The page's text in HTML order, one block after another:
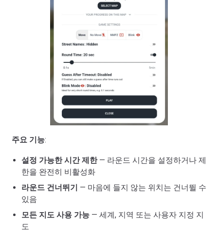
주요 기능:
설정 가능한 시간 제한— 라운드 시간을 설정하거나 제
한을 완전히 비활성화
라운드 건너뛰기 — 마음에 들지 않는 위치는 건너뛸 수
있음
모든 지도 사용 가능 — 세계, 지역 또는 사용자 지정 지
도